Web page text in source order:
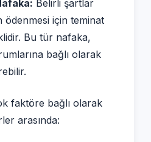
Belirli şartlar
ödenmesi için teminat
Bu tür nafaka,
bağlı olarak
faktöre bağlı olarak
arasında: